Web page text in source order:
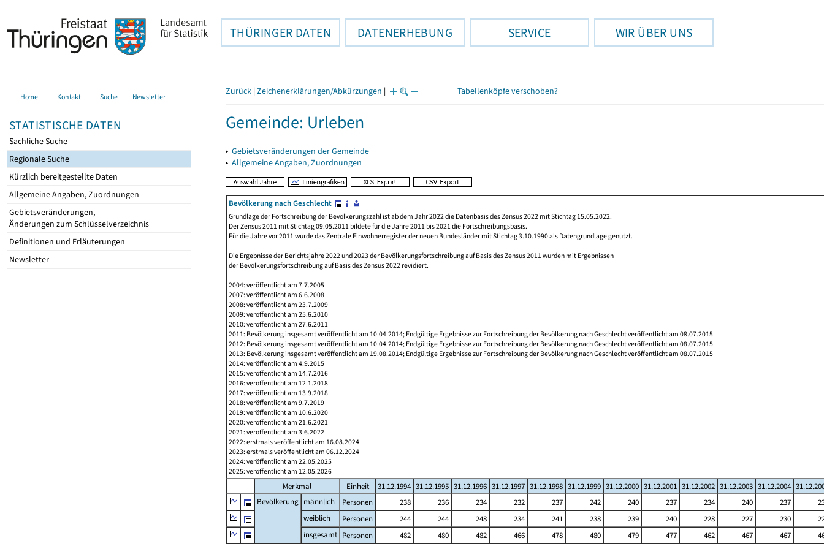
THÜRINGER DATEN DATENERHEBUNG SERVICE WIR ÜBER UNS
Home Kontakt Suche Newsletter
STATISTISCHE DATEN
Sachliche Suche
Regionale Suche
Kürzlich bereitgestellte Daten
Allgemeine Angaben, Zuordnungen
Gebietsveränderungen,
Änderungen zum Schlüsselverzeichnis
Definitionen und Erläuterungen
Newsletter
Zurück | Zeichenerklärungen/Abkürzungen | Tabellenköpfe verschoben?
Gemeinde: Urleben
▸ Gebietsveränderungen der Gemeinde
▸ Allgemeine Angaben, Zuordnungen
Bevölkerung nach Geschlecht
Grundlage der Fortschreibung der Bevölkerungszahl ist ab dem Jahr 2022 die Datenbasis des Zensus 2022 mit Stichtag 15.05.2022.
Der Zensus 2011 mit Stichtag 09.05.2011 bildete für die Jahre 2011 bis 2021 die Fortschreibungsbasis.
Für die Jahre vor 2011 wurde das Zentrale Einwohnerregister der neuen Bundesländer mit Stichtag 3.10.1990 als Datengrundlage genutzt.
Die Ergebnisse der Berichtsjahre 2022 und 2023 der Bevölkerungsfortschreibung auf Basis des Zensus 2011 wurden mit Ergebnissen
der Bevölkerungsfortschreibung auf Basis des Zensus 2022 revidiert.
2004: veröffentlicht am 7.7.2005
2007: veröffentlicht am 6.6.2008
2008: veröffentlicht am 23.7.2009
2009: veröffentlicht am 25.6.2010
2010: veröffentlicht am 27.6.2011
2011: Bevölkerung insgesamt veröffentlicht am 10.04.2014; Endgültige Ergebnisse zur Fortschreibung der Bevölkerung nach Geschlecht veröffentlicht am 08.07.2015
2012: Bevölkerung insgesamt veröffentlicht am 10.04.2014; Endgültige Ergebnisse zur Fortschreibung der Bevölkerung nach Geschlecht veröffentlicht am 08.07.2015
2013: Bevölkerung insgesamt veröffentlicht am 19.08.2014; Endgültige Ergebnisse zur Fortschreibung der Bevölkerung nach Geschlecht veröffentlicht am 08.07.2015
2014: veröffentlicht am 4.9.2015
2015: veröffentlicht am 14.7.2016
2016: veröffentlicht am 12.1.2018
2017: veröffentlicht am 13.9.2018
2018: veröffentlicht am 9.7.2019
2019: veröffentlicht am 10.6.2020
2020: veröffentlicht am 21.6.2021
2021: veröffentlicht am 3.6.2022
2022: erstmals veröffentlicht am 16.08.2024
2023: erstmals veröffentlicht am 06.12.2024
2024: veröffentlicht am 22.05.2025
2025: veröffentlicht am 12.05.2026
Merkmal Einheit 31.12.1994 31.12.1995 31.12.1996 31.12.1997 31.12.1998 31.12.1999 31.12.2000 31.12.2001 31.12.2002 31.12.2003 31.12.2004
Bevölkerung männlich Personen 238 236 234 232 237 242 240 237 234 240 237
weiblich
Personen 244 244 248 234 241 238 239 240 228 227 230
insgesamt Personen 482 480 482 466 478 480 479 477 462 467 467